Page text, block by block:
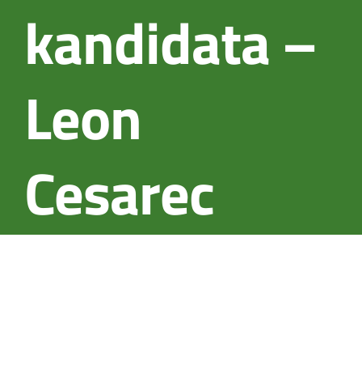
kandidata –
Leon
Cesarec